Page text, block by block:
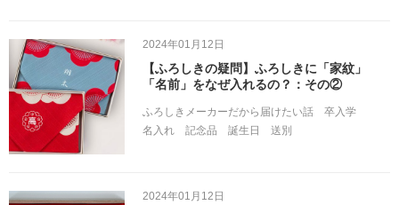
2024年01月12日
【ふろしきの疑問】ふろしきに「家紋」
「名前」をなぜ入れるの？：その②
ふろしきメーカーだから届けたい話
卒入学
名入れ
記念品 誕生日 送別
2024年01月12日